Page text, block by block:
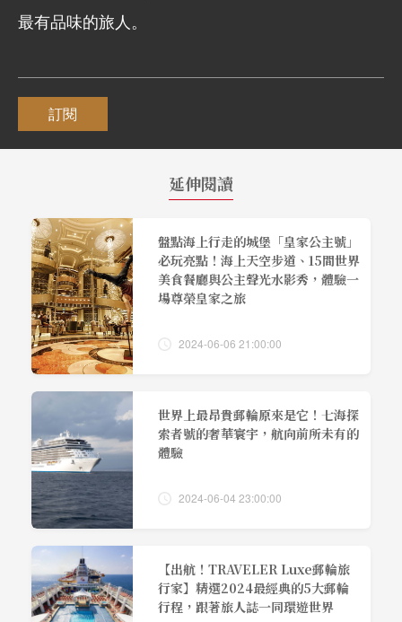
最有品味的旅人。
訂閱
延伸閱讀
盤點海上行走的城堡「皇家公主號」
必玩亮點！海上天空步道、15間世界
美食餐廳與公主聲光水影秀，體驗一
場尊榮皇家之旅
2024-06-06 21:00:00
世界上最昂貴郵輪原來是它！七海探
索者號的奢華寰宇，航向前所未有的
體驗
2024-06-04 23:00:00
【出航！TRAVELER Luxe郵輪旅
行家】精選2024最經典的5大郵輪
行程，跟著旅人誌一同環遊世界